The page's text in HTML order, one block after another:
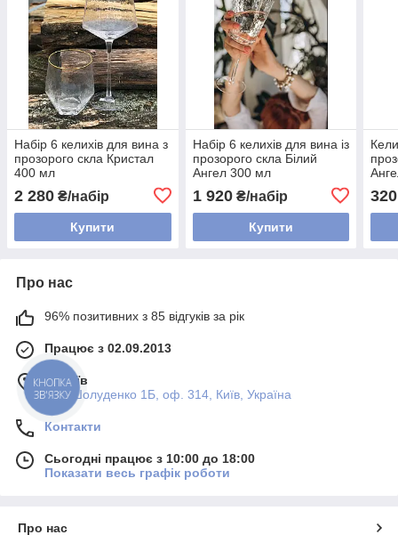
Набір 6 келихів для вина з
прозорого скла Кристал
400 мл
2 280 ₴/набір
Купити
Набір 6 келихів для вина із
прозорого скла Білий
Ангел 300 мл
1 920₴/набір
Купити
320
Про нас
96% позитивних з 85 відгуків за рік
Працює з 02.09.2013
м. Київ
вул. Шолуденко 1Б, оф. 314, Київ, Україна
Контакти
Сьогодні працює з 10:00 до 18:00
Показати весь графік роботи
Про нас
КНОПКА
ЗВ'ЯЗКУ